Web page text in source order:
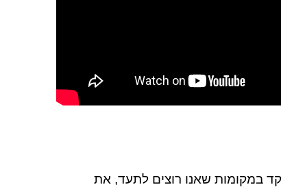
במקומות שאנו רוצים לתעד, את